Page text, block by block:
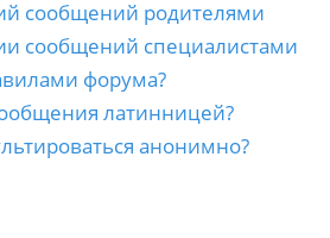
сообщений родителями
сообщений специалистами
форума?
латинницей?
анонимно?